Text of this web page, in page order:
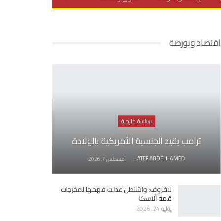
اقتصاد وبورصة
سياسة خارجية
ترامب يقيد الجنسية الأمريكية بالولادة
AWATEF ABDELHAMED أغسطس 7, 2026
لافروف: واشنطن عدلت فهمها لمخرجات
قمة ألاسكا
يوليو 24, 2026